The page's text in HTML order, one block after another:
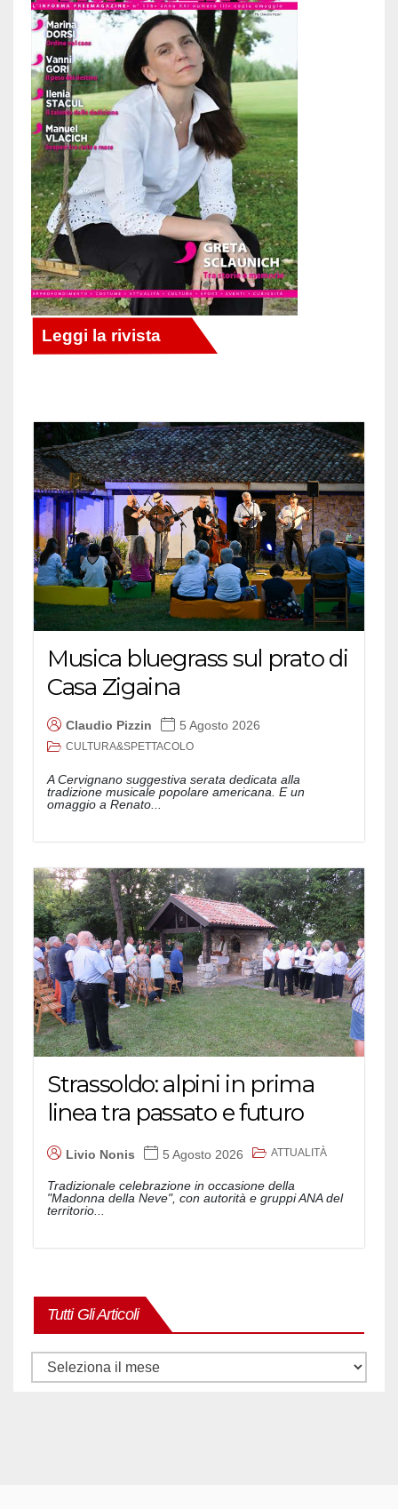
Musica bluegrass sul prato di
Casa Zigaina
Claudio Pizzin 5 Agosto 2026
CULTURA&SPETTACOLO
A Cervignano suggestiva serata dedicata alla
tradizione musicale popolare americana. E un
omaggio a Renato...
Strassoldo: alpini in prima
linea tra passato e futuro
Livio Nonis 5 Agosto 2026 ATTUALITÀ
Tradizionale celebrazione in occasione della
"Madonna della Neve", con autorità e gruppi ANA del
territorio...
Tutti Gli Articoli
Tutti